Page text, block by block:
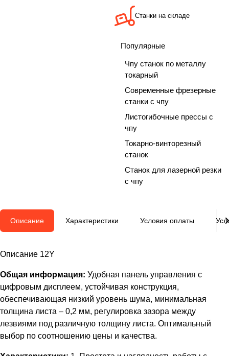
Станки на складе
Популярные
Чпу станок по металлу
токарный
Современные фрезерные
станки с чпу
Листогибочные прессы с
чпу
Токарно-винторезный
станок
Станок для лазерной резки
с чпу
Описание Характеристики Условия оплаты
Описание 12Y
Общая информация: Удобная панель управления с
цифровым дисплеем, устойчивая конструкция,
обеспечивающая низкий уровень шума, минимальная
толщина листа – 0,2 мм, регулировка зазора между
лезвиями под различную толщину листа. Оптимальный
выбор по соотношению цены и качества.